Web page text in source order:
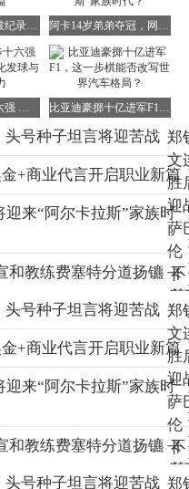
整体种子球员的发挥相当
大多数种子选手都展现出
的竞争中，你看好谁能够
徽声在线 作者：Barbie）
张水华转型首冠破纪录 4万奖金+商业代言开启职业新篇 阿卡14岁弟弟夺冠，网坛或将迎来“阿尔卡拉斯”家族时代？
迈阿密站止步十六强 郑钦文坦言需强化发球与关键分能力 比亚迪豪掷十亿进军F1，这一步棋能否改写世界汽车格局？
郑
文
胜
迎
萨
伦
卡
头
种
坦
将
苦
不
算
意
外
的
告
别
斯
瓦
泰
郑
文
胜
迎
萨
伦
卡
头
不
算
郑